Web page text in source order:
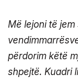
Më lejoni të
përdorim këtë
shpejtë. Kuadri